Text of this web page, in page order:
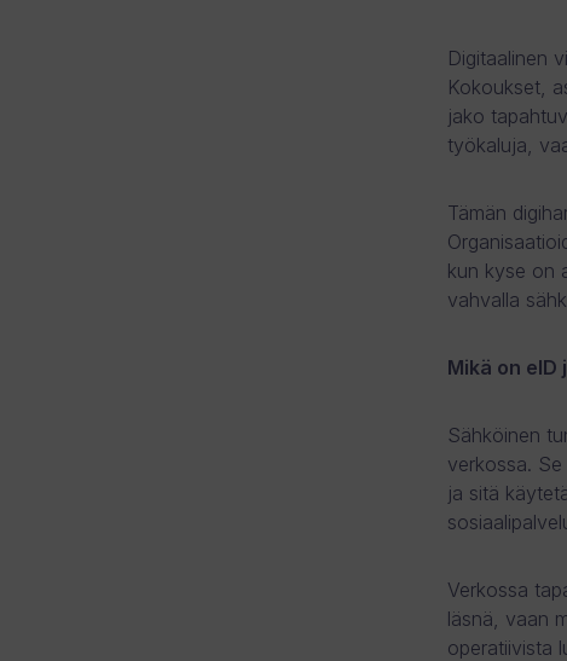
Digitaalinen
Kokoukset,
jako
työkaluja,
Tämän
kun kyse on
vahvalla
Mikä on eID
Sähköinen
verkossa. Se
ja sitä
Verkossa
läsnä, vaan
operatiivista